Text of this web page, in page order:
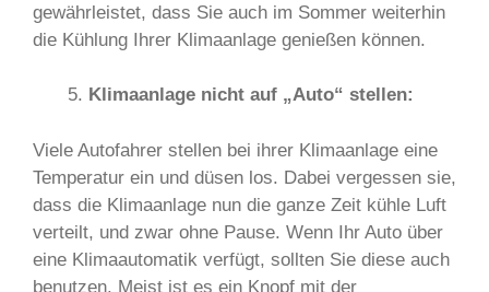
gewährleistet, dass Sie auch im Sommer weiterhin
die Kühlung Ihrer Klimaanlage genießen können.
Klimaanlage nicht auf „Auto“ stellen:
Viele Autofahrer stellen bei ihrer Klimaanlage eine
Temperatur ein und düsen los. Dabei vergessen sie,
dass die Klimaanlage nun die ganze Zeit kühle Luft
verteilt, und zwar ohne Pause. Wenn Ihr Auto über
eine Klimaautomatik verfügt, sollten Sie diese auch
benutzen. Meist ist es ein Knopf mit der